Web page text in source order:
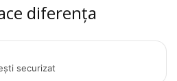
diferența
securizat